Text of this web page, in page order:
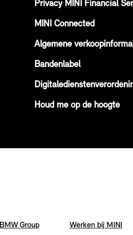
Privacy MINI Financial
MINI Connected
Algemene
Bandenlabel
Houd me op de hoogte
BMW Group Werken bij MINI